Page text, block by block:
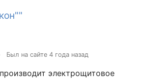
Был на сайте 4 года назад
электрощитовое